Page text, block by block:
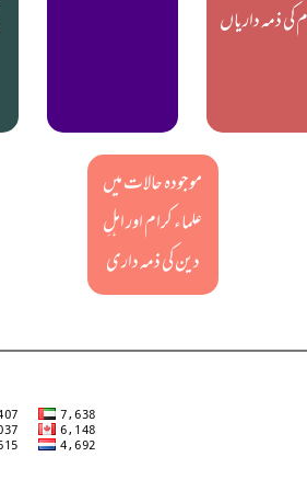
کی ذمہ داریاں
موجودہ حالات میں
علماء کرام اور اہلِ
دین کی ذمہ داری